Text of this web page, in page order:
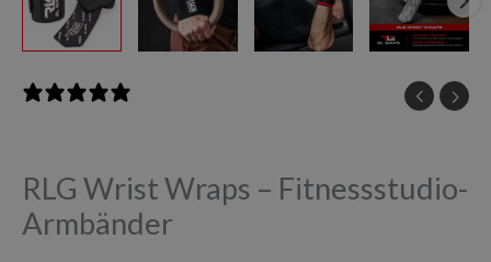
RLG Wrist Wraps – Fitnessstudio-
Armbänder